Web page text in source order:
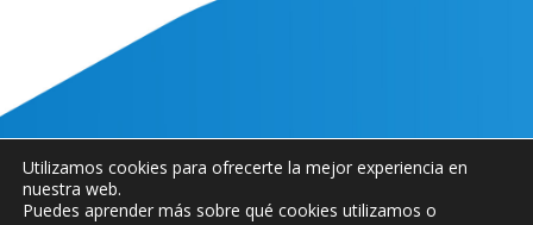
Política de cookies| Política de Privacidad
Utilizamos cookies para ofrecerte la mejor experiencia en
nuestra web.
Puedes aprender más sobre qué cookies utilizamos o